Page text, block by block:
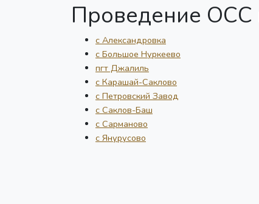
Проведение ОСС
с Александровка
с Большое Нуркеево
пгт Джалиль
с Карашай-Саклово
с Петровский Завод
с Саклов-Баш
с Сарманово
с Янурусово